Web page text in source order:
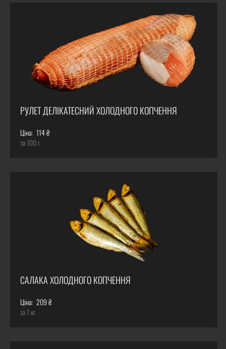
РУЛЕТ ДЕЛІКАТЕСНИЙ ХОЛОДНОГО КОПЧЕННЯ
Ціна: 114 ₴
за 100 г
САЛАКА ХОЛОДНОГО КОПЧЕННЯ
Ціна: 209 ₴
за 1 кг